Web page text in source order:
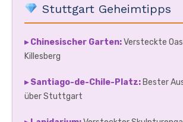
Stuttgart Geheimtipps
▸ Chinesischer Garten:Versteckte
Killesberg
▸ Santiago-de-Chile-Platz: Bester
über Stuttgart